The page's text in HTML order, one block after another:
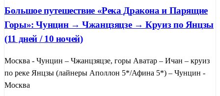
Большое путешествие «Река Дракона и Парящие
Горы»: Чунцин → Чжанцзяцзе → Круиз по Янцзы
(11 дней / 10 ночей)
Москва - Чунцин – Чжанцзяцзе, горы Аватар – Ичан – круиз
по реке Янцзы (лайнеры Аполлон 5*/Афина 5*) – Чунцин -
Москва